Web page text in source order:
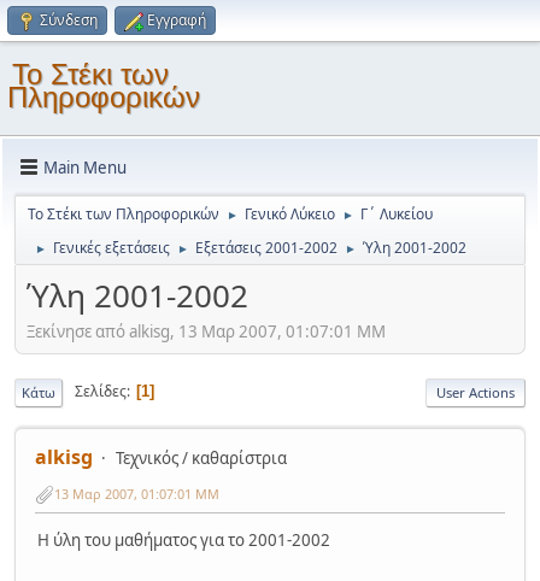
Σύνδεση Εγγραφή
Το Στέκι των
Πληροφορικών
Main Menu
Το Στέκι των Πληροφορικών ► Γενικό Λύκειο ► Γ΄ Λυκείου
► Γενικές εξετάσεις ► Εξετάσεις 2001-2002 ► Ύλη 2001-2002
Ύλη 2001-2002
Ξεκίνησε από alkisg, 13 Μαρ 2007, 01:07:01 ΜΜ
Κάτω Σελίδες 1 User Actions
alkisg Τεχνικός / καθαρίστρια
13 Μαρ 2007, 01:07:01 ΜΜ
Η ύλη του μαθήματος για το 2001-2002